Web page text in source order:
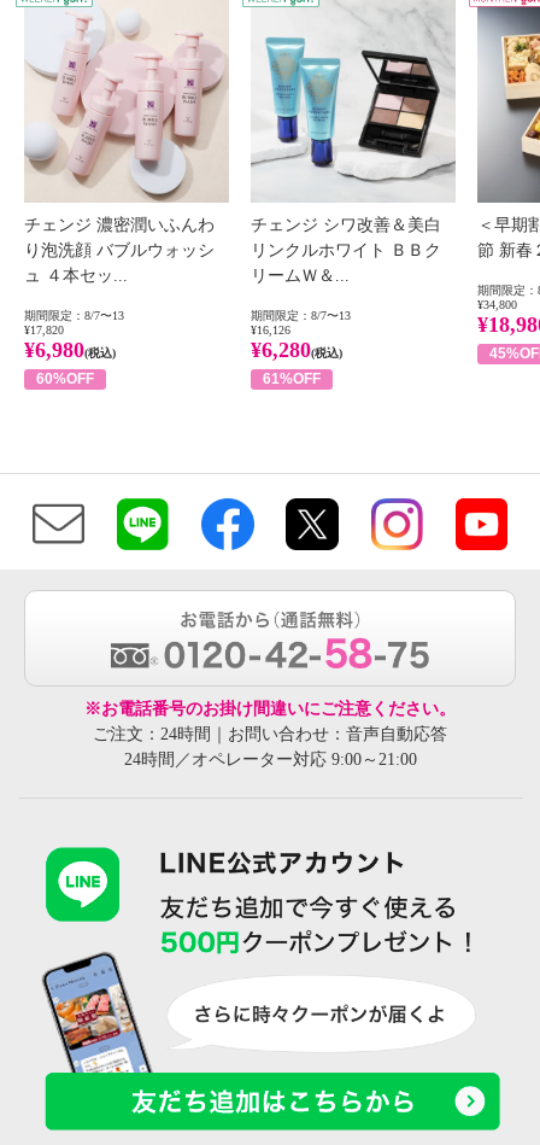
チェンジ 濃密潤いふんわ
り泡洗顔 バブルウォッシ
ュ ４本セッ...
期間限定：8/7〜13
¥17,820
¥6,980(税込)
60%OFF
チェンジ シワ改善＆美白
リンクルホワイト ＢＢク
リームＷ＆...
期間限定：8/7〜13
¥16,126
¥6,280(税込)
61%OFF
＜早期
節 新春
期間限定：
¥34,800
※お電話番号のお掛け間違いにご注意ください。
ご注文：24時間｜お問い合わせ：音声自動応答
24時間／オペレーター対応 9:00～21:00